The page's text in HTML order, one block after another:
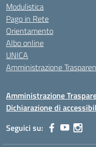
Modulistica
Pago in Rete
Orientamento
Albo online
UNICA
Amministrazione
Amministrazione
Dichiarazione di
Seguici su: